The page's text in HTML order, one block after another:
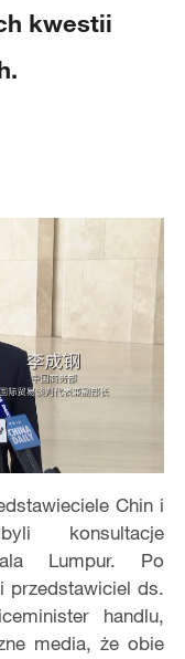
kwestii
Chin i
konsultacje
Lumpur. Po
przedstawiciel ds.
handlu,
media, że ​​obie